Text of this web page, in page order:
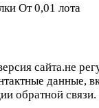
От 0,01 лота
сайта.не
обратной связи.